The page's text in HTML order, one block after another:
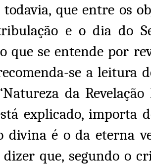
que entre os
e o dia do
que se entende por
se a leitura
da
explicado, importa
divina é o da eterna
que, segundo o